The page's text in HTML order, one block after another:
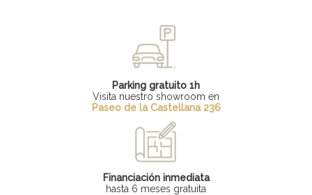
Parking gratuito 1h
Visita nuestro showroom en
Paseo de la Castellana 236
Financiación inmediata
hasta 6 meses gratuita